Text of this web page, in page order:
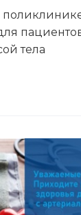
тела